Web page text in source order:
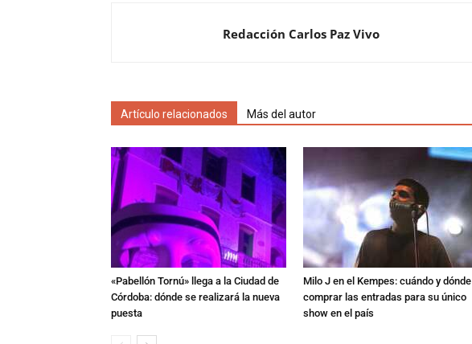
Redacción Carlos Paz Vivo
Artículo relacionados Más del autor
«Pabellón Tornú» llega a la Ciudad de
Córdoba: dónde se realizará la nueva
puesta
Milo J en el Kempes: cuándo y dónde
comprar las entradas para su único
show en el país